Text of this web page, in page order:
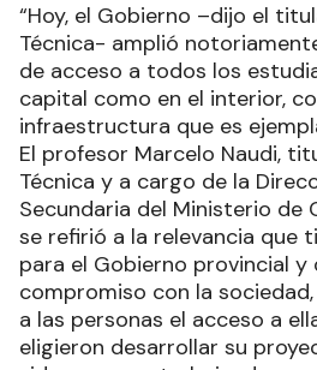
“Hoy, el Gobierno –dijo el
Técnica- amplió
de acceso a todos los
capital como en el interior,
infraestructura que es
El profesor Marcelo Naudi,
Técnica y a cargo de la
Secundaria del Ministerio de
se refirió a la relevancia que
para el Gobierno provincial y
compromiso con la
a las personas el acceso a
eligieron desarrollar su